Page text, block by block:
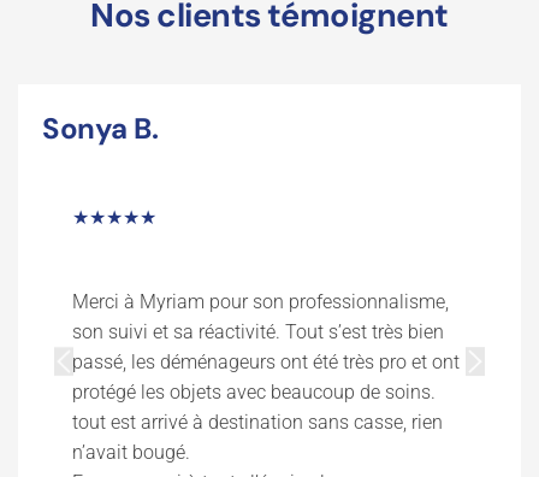
Nos clients témoignent
Gregory F.
★★★★★
Deux déménagements réalisés avec cette
société en moins de 06 mois, écoute et
professionnalisme sont au rendez vous, je ne
peux que recommander cette société, un grand
merci à Anthony et son équipe qui se
reconnaîtront…